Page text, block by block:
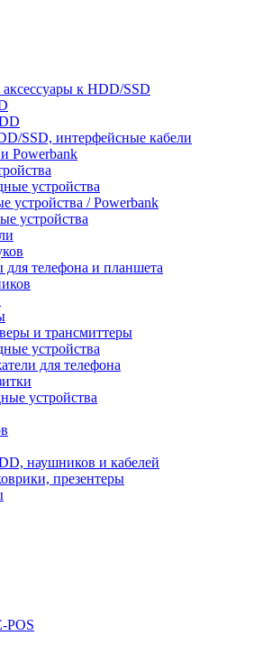
к HDD/SSD
SSD, интерфейсные кабели
Powerbank
устройства
устройства / Powerbank
устройства
телефона и планшета
и трансмиттеры
устройства
для телефона
устройства
наушников и кабелей
презентеры
POS